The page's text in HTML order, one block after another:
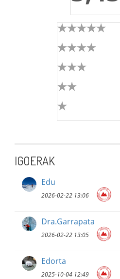
IGOERAK
Edu
2026-02-22 13:06
Dra.Garrapata
2026-02-22 13:05
Edorta
2025-10-04 12:49